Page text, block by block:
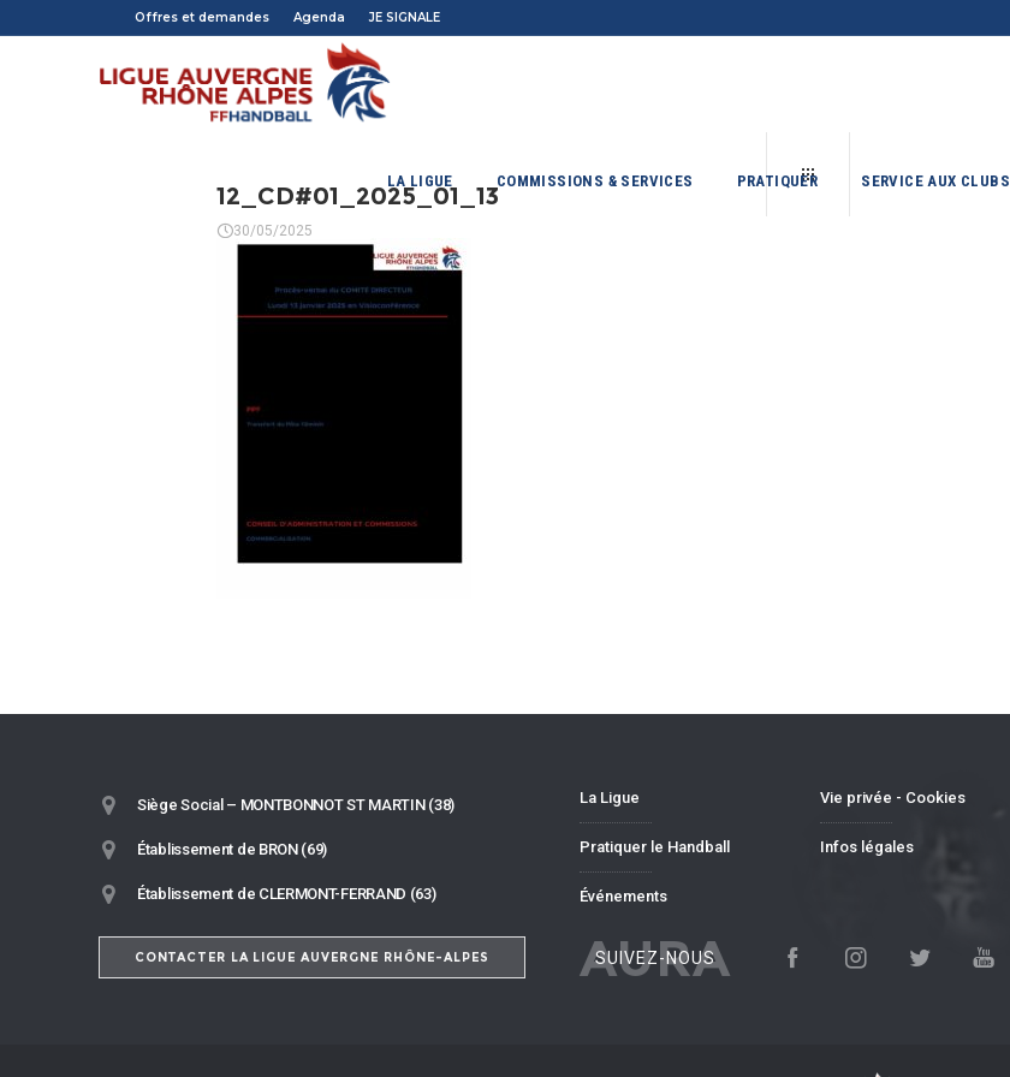
Offres et demandes Agenda JE SIGNALE
LA LIGUE COMMISSIONS & SERVICES PRATIQUER SERVICE AUX CLUBS
12_CD#01_2025_01_13
30/05/2025
Siège Social – MONTBONNOT ST MARTIN (38)
Établissement de BRON (69)
Établissement de CLERMONT-FERRAND (63)
CONTACTER LA LIGUE AUVERGNE RHÔNE-ALPES
La Ligue
Pratiquer le Handball
Événements
Vie privée - Cookies
Infos légales
AURA
SUIVEZ-NOUS